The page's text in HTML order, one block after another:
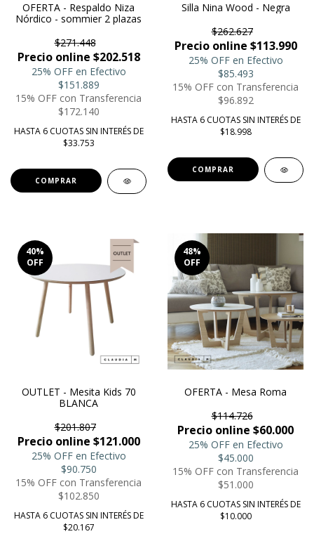
OFERTA - Respaldo Niza
Nórdico - sommier 2 plazas
$271.448
Precio online $202.518
25% OFF en Efectivo
$151.889
15% OFF con Transferencia
$172.140
HASTA 6 CUOTAS SIN INTERÉS DE
$33.753
Silla Nina Wood - Negra
$262.627
Precio online $113.990
25% OFF en Efectivo
$85.493
15% OFF con Transferencia
$96.892
HASTA 6 CUOTAS SIN INTERÉS DE
$18.998
40%
OFF
OUTLET - Mesita Kids 70
BLANCA
$201.807
Precio online $121.000
25% OFF en Efectivo
$90.750
15% OFF con Transferencia
$102.850
HASTA 6 CUOTAS SIN INTERÉS DE
$20.167
48%
OFF
OFERTA - Mesa Roma
$114.726
Precio online $60.000
25% OFF en Efectivo
$45.000
15% OFF con Transferencia
$51.000
HASTA 6 CUOTAS SIN INTERÉS DE
$10.000